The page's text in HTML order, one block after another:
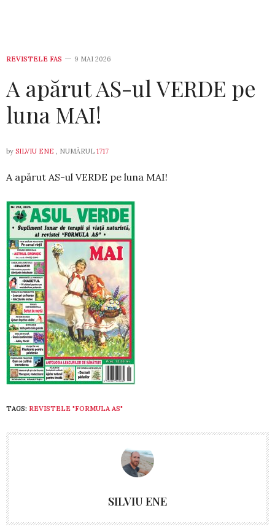
REVISTELE FAS 9 MAI 2026
A apărut AS-ul VERDE pe
luna MAI!
by SILVIU ENE , NUMĂRUL 1717
A apărut AS-ul VERDE pe luna MAI!
TAGS: REVISTELE "FORMULA AS"
SILVIU ENE